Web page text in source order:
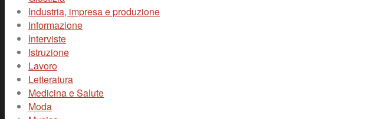
Industria, impresa e produzione
Informazione
Interviste
Istruzione
Lavoro
Letteratura
Medicina e Salute
Moda